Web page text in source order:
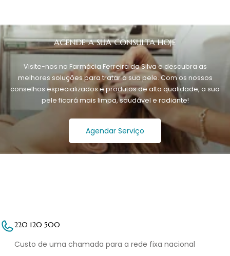
AGENDE A SUA CONSULTA HOJE
Visite-nos na Farmácia Ferreira da Silva e descubra as
melhores soluções para tratar a sua pele. Com os nossos
conselhos especializados e produtos de alta qualidade, a sua
pele ficará mais limpa, saudável e radiante!
Agendar Serviço
220 120 500
Custo de uma chamada para a rede fixa nacional